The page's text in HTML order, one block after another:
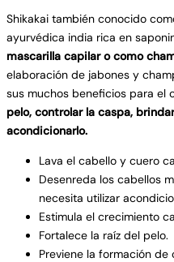
Shikakai también conocido
ayurvédica india rica en
mascarilla capilar o como
elaboración de jabones y
sus muchos beneficios para el
pelo, controlar la caspa,
acondicionarlo.
Lava el cabello y cuero
Desenreda los cabellos
necesita utilizar
Estimula el crecimiento
Fortalece la raíz del pelo.
Previene la formación de